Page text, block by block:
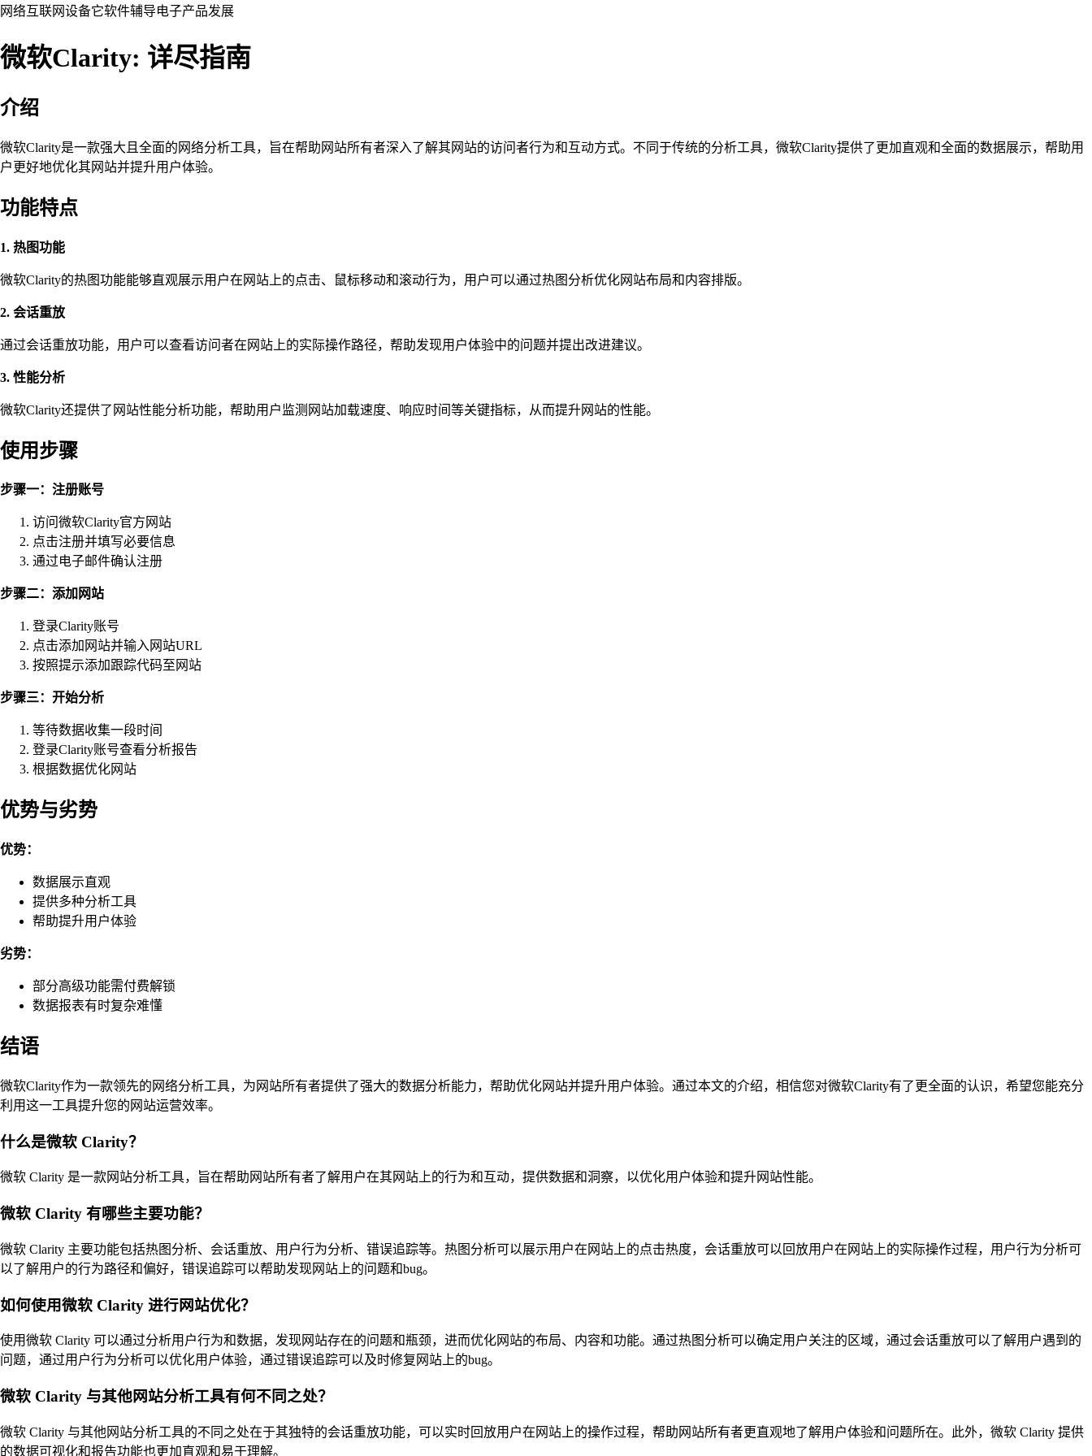
网络互联网设备它软件辅导电子产品发展
微软Clarity: 详尽指南
介绍
微软Clarity是一款强大且全面的网络分析工具，旨在帮助网站所有者深入了解其网站的访问者行为和互动方式。不同于传统的分析工具，微软Clarity提供了更加直观和全面的数据展示，帮助用
户更好地优化其网站并提升用户体验。
功能特点
1. 热图功能
微软Clarity的热图功能能够直观展示用户在网站上的点击、鼠标移动和滚动行为，用户可以通过热图分析优化网站布局和内容排版。
2. 会话重放
通过会话重放功能，用户可以查看访问者在网站上的实际操作路径，帮助发现用户体验中的问题并提出改进建议。
3. 性能分析
微软Clarity还提供了网站性能分析功能，帮助用户监测网站加载速度、响应时间等关键指标，从而提升网站的性能。
使用步骤
步骤一：注册账号
访问微软Clarity官方网站
点击注册并填写必要信息
通过电子邮件确认注册
步骤二：添加网站
登录Clarity账号
点击添加网站并输入网站URL
按照提示添加跟踪代码至网站
步骤三：开始分析
等待数据收集一段时间
登录Clarity账号查看分析报告
根据数据优化网站
优势与劣势
优势：
数据展示直观
提供多种分析工具
帮助提升用户体验
劣势：
部分高级功能需付费解锁
数据报表有时复杂难懂
结语
微软Clarity作为一款领先的网络分析工具，为网站所有者提供了强大的数据分析能力，帮助优化网站并提升用户体验。通过本文的介绍，相信您对微软Clarity有了更全面的认识，希望您能充分
利用这一工具提升您的网站运营效率。
什么是微软 Clarity？
微软 Clarity 是一款网站分析工具，旨在帮助网站所有者了解用户在其网站上的行为和互动，提供数据和洞察，以优化用户体验和提升网站性能。
微软 Clarity 有哪些主要功能？
微软 Clarity 主要功能包括热图分析、会话重放、用户行为分析、错误追踪等。热图分析可以展示用户在网站上的点击热度，会话重放可以回放用户在网站上的实际操作过程，用户行为分析可
以了解用户的行为路径和偏好，错误追踪可以帮助发现网站上的问题和bug。
如何使用微软 Clarity 进行网站优化？
使用微软 Clarity 可以通过分析用户行为和数据，发现网站存在的问题和瓶颈，进而优化网站的布局、内容和功能。通过热图分析可以确定用户关注的区域，通过会话重放可以了解用户遇到的
问题，通过用户行为分析可以优化用户体验，通过错误追踪可以及时修复网站上的bug。
微软 Clarity 与其他网站分析工具有何不同之处？
微软 Clarity 与其他网站分析工具的不同之处在于其独特的会话重放功能，可以实时回放用户在网站上的操作过程，帮助网站所有者更直观地了解用户体验和问题所在。此外，微软 Clarity 提供
的数据可视化和报告功能也更加直观和易于理解。